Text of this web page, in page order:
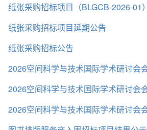
纸张采购招标项目（BLGCB-2026-01
纸张采购招标项目延期公告
纸张采购招标公告
2026空间科学与技术国际学术研讨会
2026空间科学与技术国际学术研讨会